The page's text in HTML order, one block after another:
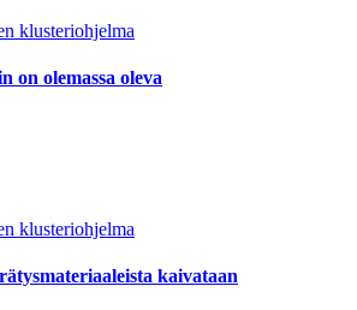
klusteriohjelma
on olemassa oleva
klusteriohjelma
kaivataan